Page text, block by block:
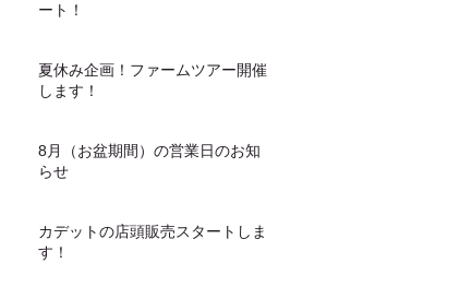
ート！
夏休み企画！ファームツアー開催
します！
8月（お盆期間）の営業日のお知
らせ
カデットの店頭販売スタートしま
す！